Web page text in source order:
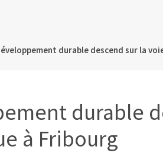
durable descend sur la
durable
à Fribourg